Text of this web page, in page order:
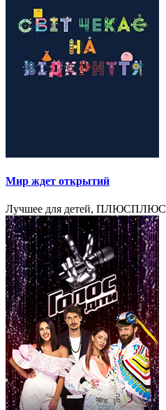
Мир ждет открытий
Лучшее для детей, ПЛЮСПЛЮС